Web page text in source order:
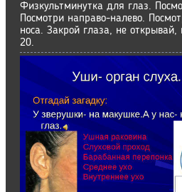
Физкультминутка для глаз.
Посмотри направо-налево.
носа. Закрой глаза, не
20.